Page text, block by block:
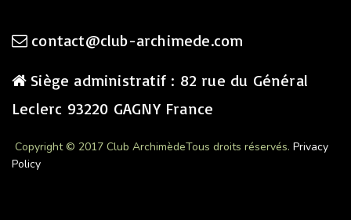
contact@club-archimede.com
Siège administratif : 82 rue du Général
Leclerc 93220 GAGNY France
Copyright © 2017 Club ArchimèdeTous droits réservés. Privacy
Policy